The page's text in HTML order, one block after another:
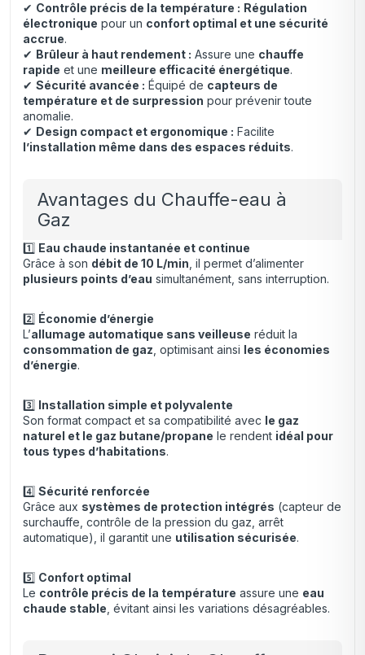
✔ Contrôle précis de la température : Régulation
électronique pour un confort optimal et une sécurité
accrue.
✔ Brûleur à haut rendement : Assure une chauffe
rapide et une meilleure efficacité énergétique.
✔ Sécurité avancée : Équipé de capteurs de
température et de surpression pour prévenir toute
anomalie.
✔ Design compact et ergonomique : Facilite
l’installation même dans des espaces réduits.
Avantages du Chauffe-eau à
Gaz
1️⃣ Eau chaude instantanée et continue
Grâce à son débit de 10 L/min , il permet d’alimenter
plusieurs points d’eau simultanément, sans interruption.
2️⃣ Économie d’énergie
L’allumage automatique sans veilleuse réduit la
consommation de gaz , optimisant ainsi les économies
d’énergie.
3️⃣ Installation simple et polyvalente
Son format compact et sa compatibilité avec le gaz
naturel et le gaz butane/propane le rendent idéal pour
tous types d’habitations.
4️⃣ Sécurité renforcée
Grâce aux systèmes de protection intégrés (capteur de
surchauffe, contrôle de la pression du gaz, arrêt
automatique), il garantit une utilisation sécurisée.
5️⃣ Confort optimal
Le contrôle précis de la température assure une eau
chaude stable , évitant ainsi les variations désagréables.